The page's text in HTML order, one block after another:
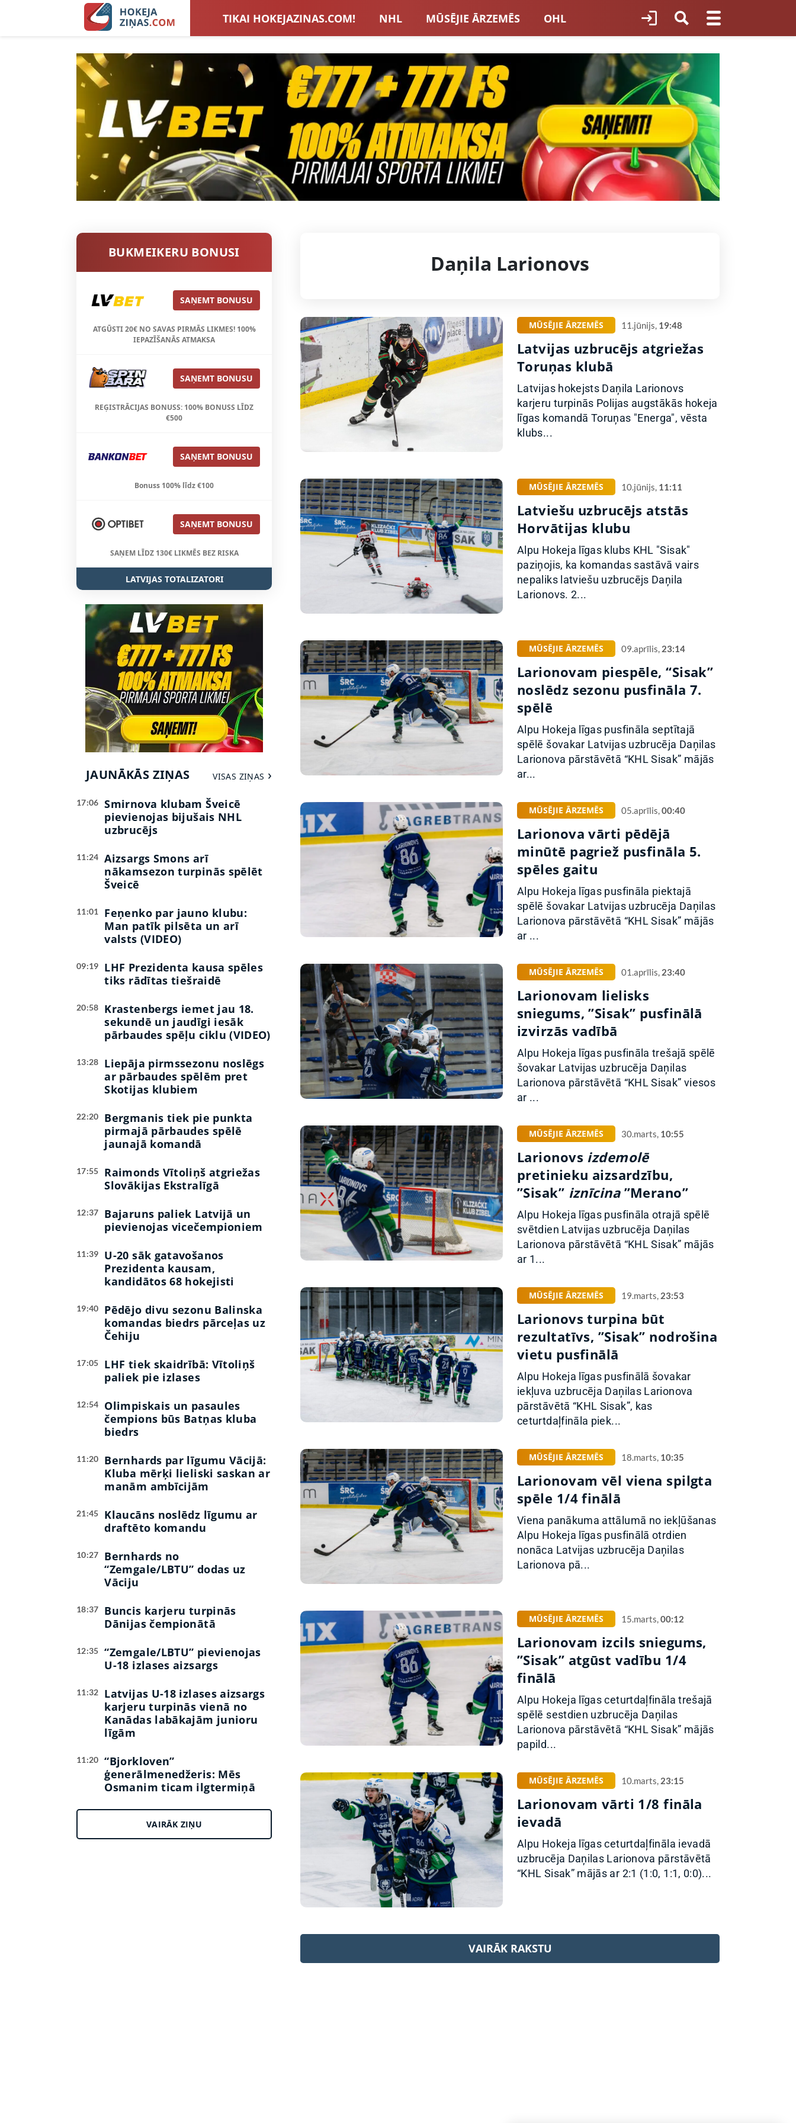
TIKAI HOKEJAZINAS.COM! NHL MŪSĒJIE ĀRZEMĒS OHL
LATVIJAS IZLASE EIROPA LVBET BONUSI JAUNATNES HOKEJS
SIEVIEŠU HOKEJS BLOGI INTERVIJAS TOTALIZATORI LATVIJĀ
TOTALIZATORU BONUSI VISAS ZIŅAS
BUKMEIKERU BONUSI
SAŅEMT BONUSU
ATGŪSTI 20€ NO SAVAS PIRMĀS LIKMES! 100%
IEPAZĪŠANĀS ATMAKSA
SAŅEMT BONUSU
REĢISTRĀCIJAS BONUSS: 100% BONUSS LĪDZ
€500
SAŅEMT BONUSU
Bonuss 100% līdz €100
SAŅEMT BONUSU
SAŅEM LĪDZ 130€ LIKMĒS BEZ RISKA
LATVIJAS TOTALIZATORI
JAUNĀKĀS ZIŅAS VISAS ZIŅAS
17:06
Smirnova klubam Šveicē
pievienojas bijušais NHL
uzbrucējs
11:24
Aizsargs Smons arī
nākamsezon turpinās spēlēt
Šveicē
11:01
Feņenko par jauno klubu:
Man patīk pilsēta un arī
valsts (VIDEO)
09:19
LHF Prezidenta kausa spēles
tiks rādītas tiešraidē
20:58
Krastenbergs iemet jau 18.
sekundē un jaudīgi iesāk
pārbaudes spēļu ciklu (VIDEO)
13:28
Liepāja pirmssezonu noslēgs
ar pārbaudes spēlēm pret
Skotijas klubiem
22:20
Bergmanis tiek pie punkta
pirmajā pārbaudes spēlē
jaunajā komandā
17:55
Raimonds Vītoliņš atgriežas
Slovākijas Ekstralīgā
12:37
Bajaruns paliek Latvijā un
pievienojas vicečempioniem
11:39
U-20 sāk gatavošanos
Prezidenta kausam,
kandidātos 68 hokejisti
19:40
Pēdējo divu sezonu Balinska
komandas biedrs pārceļas uz
Čehiju
17:05
LHF tiek skaidrībā: Vītoliņš
paliek pie izlases
12:54
Olimpiskais un pasaules
čempions būs Batņas kluba
biedrs
11:20
Bernhards par līgumu Vācijā:
Kluba mērķi lieliski saskan ar
manām ambīcijām
21:45
Klaucāns noslēdz līgumu ar
draftēto komandu
10:27
Bernhards no
“Zemgale/LBTU” dodas uz
Vāciju
18:37
Buncis karjeru turpinās
Dānijas čempionātā
12:35
“Zemgale/LBTU” pievienojas
U-18 izlases aizsargs
11:32
Latvijas U-18 izlases aizsargs
karjeru turpinās vienā no
Kanādas labākajām junioru
līgām
11:20
“Bjorkloven”
ģenerālmenedžeris: Mēs
Osmanim ticam ilgtermiņā
VAIRĀK ZIŅU
Daņila Larionovs
MŪSĒJIE ĀRZEMĒS 11.jūnijs, 19:48
Latvijas uzbrucējs atgriežas
Toruņas klubā
Latvijas hokejsts Daņila Larionovs
karjeru turpinās Polijas augstākās hokeja
līgas komandā Toruņas "Energa", vēsta
klubs...
MŪSĒJIE ĀRZEMĒS 10.jūnijs, 11:11
Latviešu uzbrucējs atstās
Horvātijas klubu
Alpu Hokeja līgas klubs KHL "Sisak"
paziņojis, ka komandas sastāvā vairs
nepaliks latviešu uzbrucējs Daņila
Larionovs. 2...
MŪSĒJIE ĀRZEMĒS 09.aprīlis, 23:14
Larionovam piespēle, “Sisak”
noslēdz sezonu pusfināla 7.
spēlē
Alpu Hokeja līgas pusfināla septītajā
spēlē šovakar Latvijas uzbrucēja Daņilas
Larionova pārstāvētā “KHL Sisak” mājās
ar...
MŪSĒJIE ĀRZEMĒS 05.aprīlis,00:40
Larionova vārti pēdējā
minūtē pagriež pusfināla 5.
spēles gaitu
Alpu Hokeja līgas pusfināla piektajā
spēlē šovakar Latvijas uzbrucēja Daņilas
Larionova pārstāvētā “KHL Sisak” mājās
ar ...
MŪSĒJIE ĀRZEMĒS 01.aprīlis, 23:40
Larionovam lielisks
sniegums, ”Sisak” pusfinālā
izvirzās vadībā
Alpu Hokeja līgas pusfināla trešajā spēlē
šovakar Latvijas uzbrucēja Daņilas
Larionova pārstāvētā “KHL Sisak” viesos
ar ...
MŪSĒJIE ĀRZEMĒS 30.marts, 10:55
Larionovs izdemolē
pretinieku aizsardzību,
”Sisak” iznīcina”Merano”
Alpu Hokeja līgas pusfināla otrajā spēlē
svētdien Latvijas uzbrucēja Daņilas
Larionova pārstāvētā “KHL Sisak” mājās
ar 1...
MŪSĒJIE ĀRZEMĒS 19.marts, 23:53
Larionovs turpina būt
rezultatīvs, ”Sisak” nodrošina
vietu pusfinālā
Alpu Hokeja līgas pusfinālā šovakar
iekļuva uzbrucēja Daņilas Larionova
pārstāvētā “KHL Sisak”, kas
ceturtdaļfināla piek...
MŪSĒJIE ĀRZEMĒS 18.marts, 10:35
Larionovam vēl viena spilgta
spēle 1/4 finālā
Viena panākuma attālumā no iekļūšanas
Alpu Hokeja līgas pusfinālā otrdien
nonāca Latvijas uzbrucēja Daņilas
Larionova pā...
MŪSĒJIE ĀRZEMĒS 15.marts,00:12
Larionovam izcils sniegums,
”Sisak” atgūst vadību 1/4
finālā
Alpu Hokeja līgas ceturtdaļfināla trešajā
spēlē sestdien uzbrucēja Daņilas
Larionova pārstāvētā “KHL Sisak” mājās
papild...
MŪSĒJIE ĀRZEMĒS 10.marts, 23:15
Larionovam vārti 1/8 fināla
ievadā
Alpu Hokeja līgas ceturtdaļfināla ievadā
uzbrucēja Daņilas Larionova pārstāvētā
“KHL Sisak” mājās ar 2:1 (1:0, 1:1, 0:0)...
VAIRĀK RAKSTU